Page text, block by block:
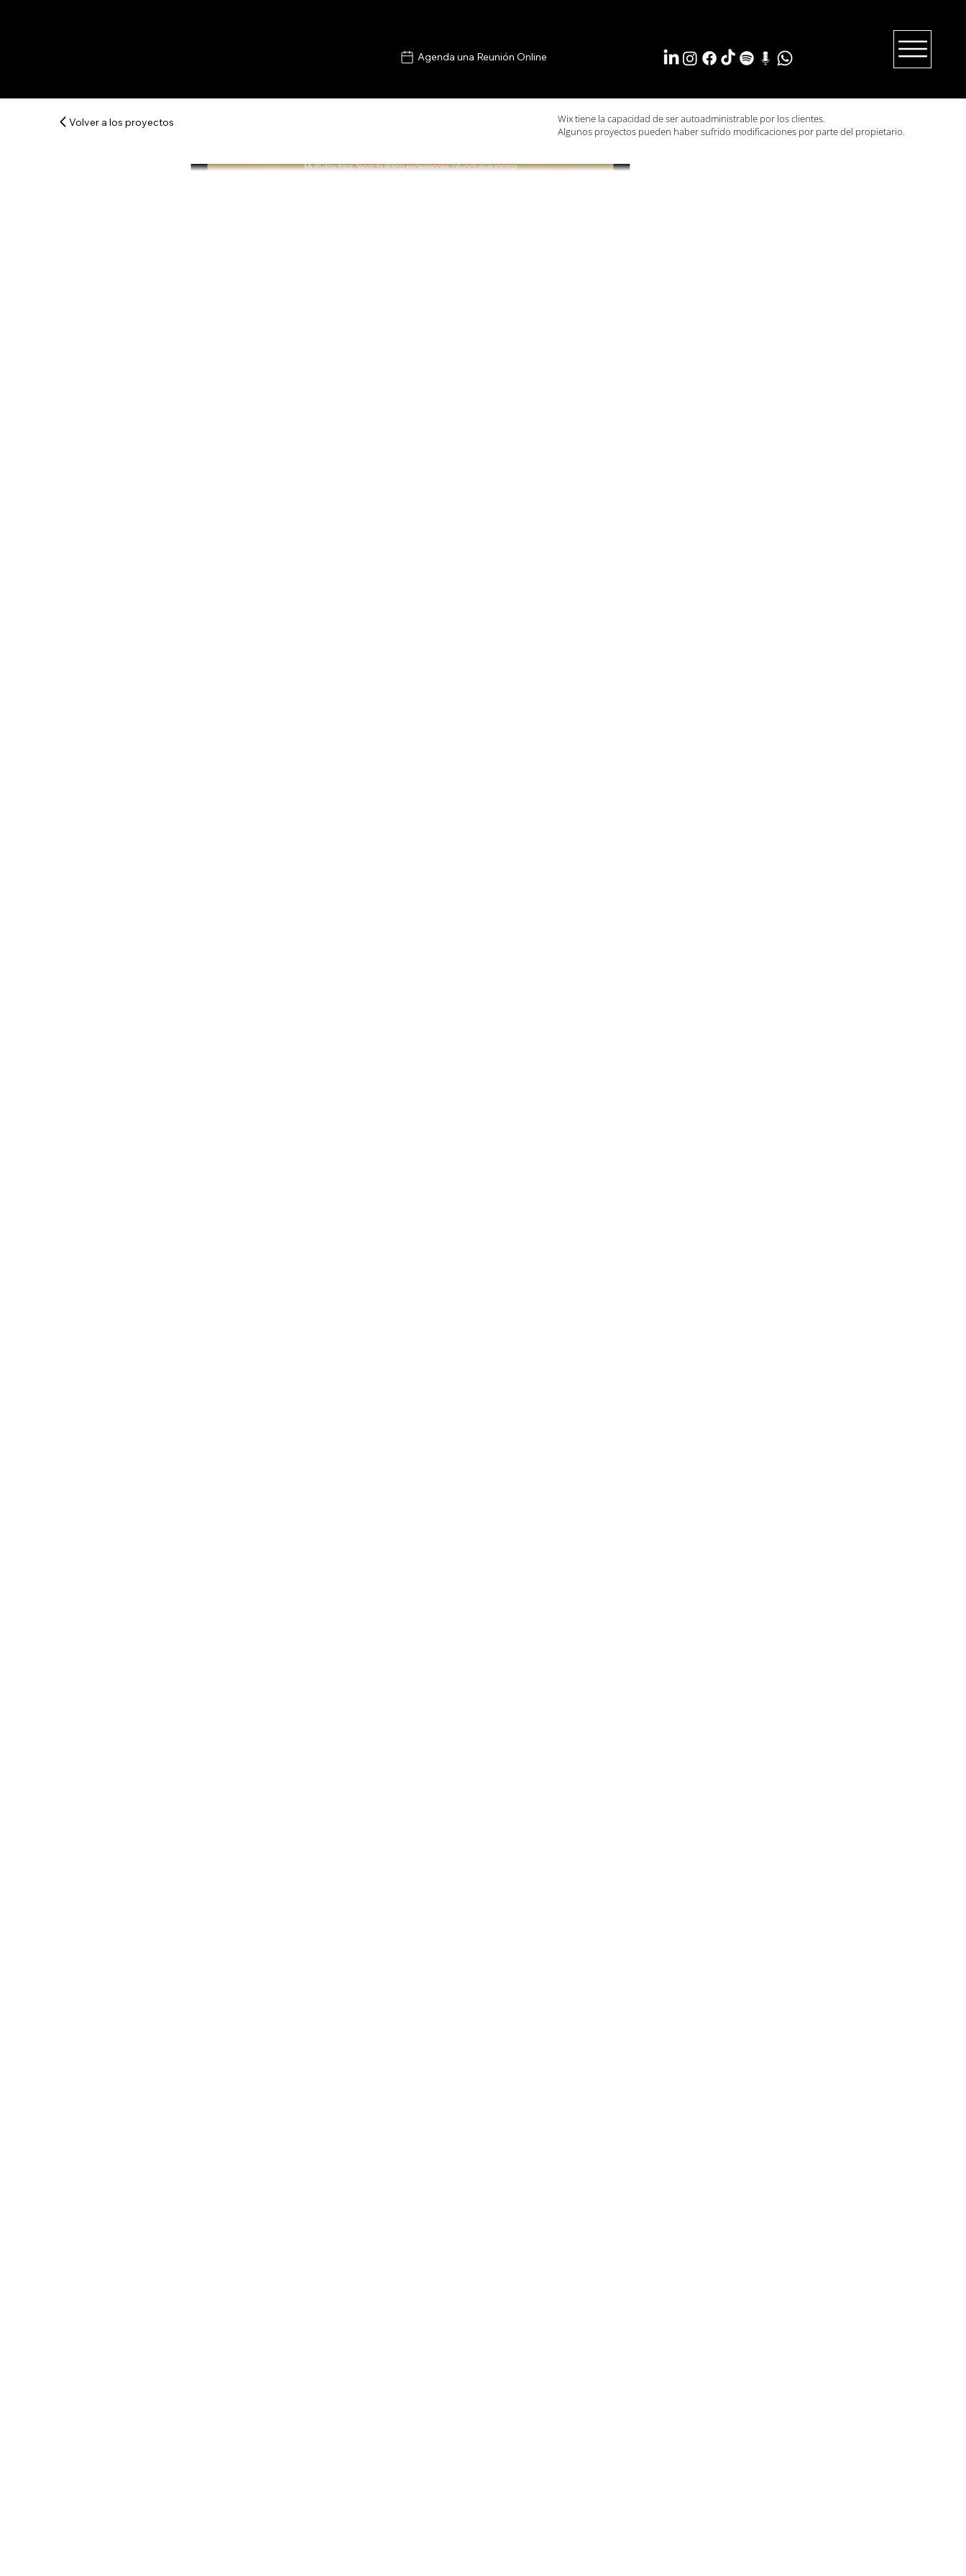
Agenda una Reunión Online
Volver a los proyectos
Wix tiene la capacidad de ser autoadministrable por los clientes.
Algunos proyectos pueden haber sufrido modificaciones por parte del propietario.